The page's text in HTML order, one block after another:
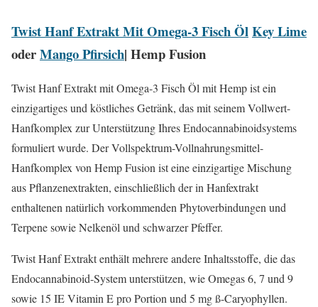
Twist Hanf Extrakt Mit Omega-3 Fisch ÖlKey Lime
oderMango Pfirsich| Hemp Fusion
Twist Hanf Extrakt mit Omega-3 Fisch Öl mit Hemp ist ein
einzigartiges und köstliches Getränk, das mit seinem Vollwert-
Hanfkomplex zur Unterstützung Ihres Endocannabinoidsystems
formuliert wurde. Der Vollspektrum-Vollnahrungsmittel-
Hanfkomplex von Hemp Fusion ist eine einzigartige Mischung
aus Pflanzenextrakten, einschließlich der in Hanfextrakt
enthaltenen natürlich vorkommenden Phytoverbindungen und
Terpene sowie Nelkenöl und schwarzer Pfeffer.
Twist Hanf Extrakt enthält mehrere andere Inhaltsstoffe, die das
Endocannabinoid-System unterstützen, wie Omegas 6, 7 und 9
sowie 15 IE Vitamin E pro Portion und 5 mg ß-Caryophyllen.